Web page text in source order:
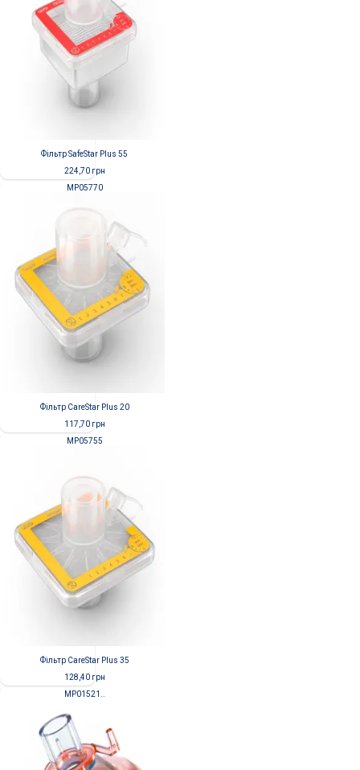
Фільтр SafeStar Plus 55
224,70грн
MP05770
Фільтр CareStar Plus 20
117,70грн
MP05755
Фільтр CareStar Plus 35
128,40грн
MP01521..